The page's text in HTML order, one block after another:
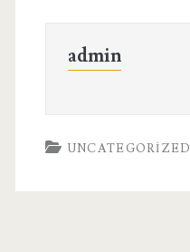
admin
UNCATEGORIZED